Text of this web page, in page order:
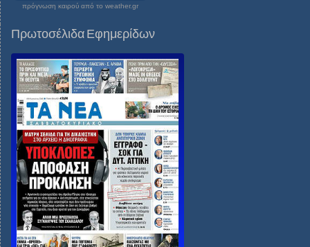
πρόγνωση καιρού από το weather.gr
Πρωτοσέλιδα Εφημερίδων